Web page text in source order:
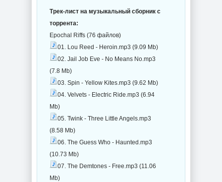
Трек-лист на музыкальный сборник с
торрента:
Epochal Riffs (76 файлов)
01. Lou Reed - Heroin.mp3 (9.09 Mb)
02. Jail Job Eve - No Means No.mp3
(7.8 Mb)
03. Spin - Yellow Kites.mp3 (9.62 Mb)
04. Velvets - Electric Ride.mp3 (6.94
Mb)
05. Twink - Three Little Angels.mp3
(8.58 Mb)
06. The Guess Who - Haunted.mp3
(10.73 Mb)
07. The Demtones - Free.mp3 (11.06
Mb)